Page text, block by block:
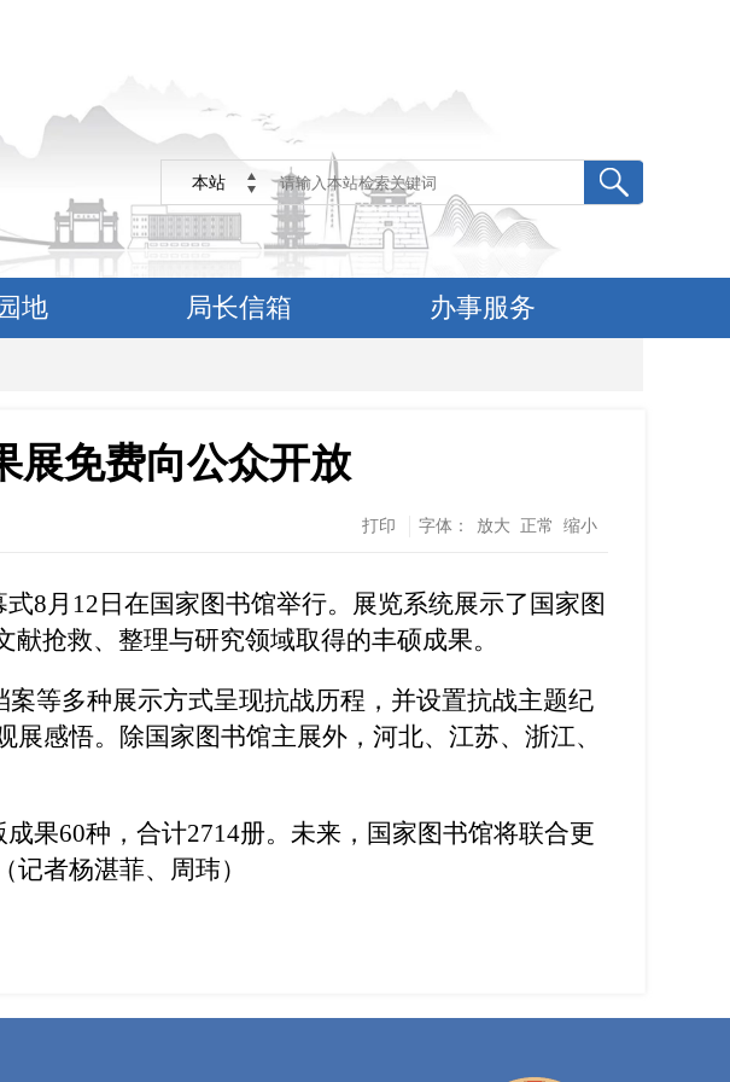
本站
地 局长信箱 办事服务
展免费向公众开放
打印 字体： 放大 正常 缩小
月12日在国家图书馆举行。展览系统展示了国家图
抢救、整理与研究领域取得的丰硕成果。
等多种展示方式呈现抗战历程，并设置抗战主题纪
感悟。除国家图书馆主展外，河北、江苏、浙江、
60种，合计2714册。未来，国家图书馆将联合更
者杨湛菲、周玮）